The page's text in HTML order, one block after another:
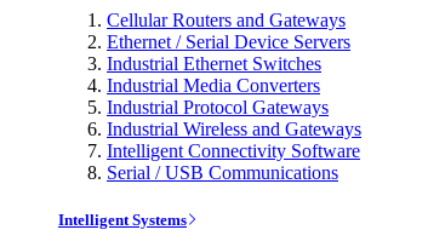
Cellular Routers and Gateways
Ethernet / Serial Device Servers
Industrial Ethernet Switches
Industrial Media Converters
Industrial Protocol Gateways
Industrial Wireless and Gateways
Intelligent Connectivity Software
Serial / USB Communications
Intelligent Systems